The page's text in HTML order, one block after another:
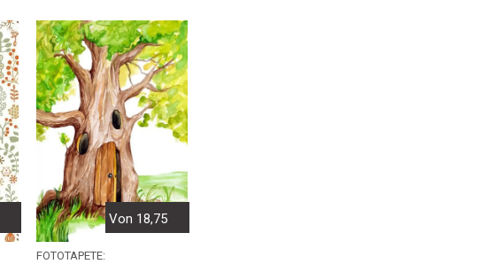
Von 18,75
FOTOTAPETE: